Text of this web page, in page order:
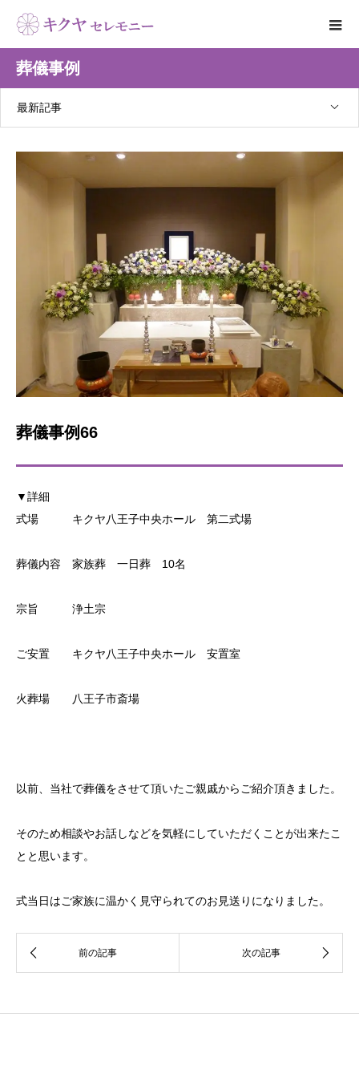
葬儀事例
最新記事
葬儀事例66
▼詳細
式場 キクヤ八王子中央ホール 第二式場
葬儀内容 家族葬 一日葬 10名
宗旨 浄土宗
ご安置 キクヤ八王子中央ホール 安置室
火葬場 八王子市斎場
以前、当社で葬儀をさせて頂いたご親戚からご紹介頂きました。
そのため相談やお話しなどを気軽にしていただくことが出来たこ
とと思います。
式当日はご家族に温かく見守られてのお見送りになりました。